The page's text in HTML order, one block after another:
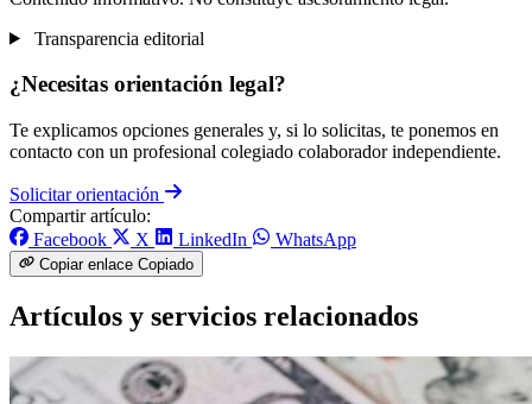
Transparencia editorial
¿Necesitas orientación legal?
Te explicamos opciones generales y, si lo solicitas, te ponemos en
contacto con un profesional colegiado colaborador independiente.
Solicitar orientación
Compartir artículo:
Facebook
X LinkedIn WhatsApp
Copiar enlace Copiado
Artículos y servicios relacionados